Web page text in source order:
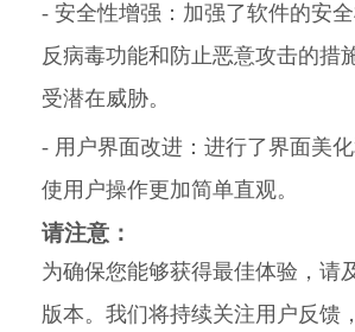
- 安全性增强：加强了软件的安
反病毒功能和防止恶意攻击的措
受潜在威胁。
- 用户界面改进：进行了界面美化
使用户操作更加简单直观。
请注意：
为确保您能够获得最佳体验，请
版本。我们将持续关注用户反馈